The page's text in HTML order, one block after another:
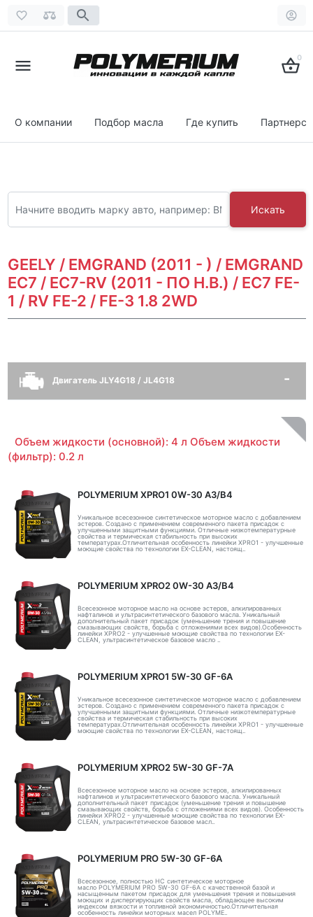
0
О компании Подбор масла Где купить
Искать
GEELY / EMGRAND (2011 - ) / EMGRAND
EC7 / EC7-RV (2011 - ПО Н.В.) / EC7 FE-
1 / RV FE-2 / FE-3 1.8 2WD
Двигатель JLY4G18 / JL4G18
Объем жидкости (основной): 4 л Объем жидкости
(фильтр): 0.2 л
POLYMERIUM XPRO1 0W-30 A3/B4
Уникальное всесезонное синтетическое моторное масло с добавлением
эстеров. Создано с применением современного пакета присадок с
улучшенными защитными функциями. Отличные низкотемпературные
свойства и термическая стабильность при высоких
температурах.Отличительная особенность линейки XPRO1 - улучшенные
моющие свойства по технологии EX-CLEAN, настоящ..
POLYMERIUM XPRO2 0W-30 A3/B4
Всесезонное моторное масло на основе эстеров, алкилированных
нафталинов и ультрасинтетического базового масла. Уникальный
дополнительный пакет присадок (уменьшение трения и повышение
смазывающих свойств, борьба с отложениями всех видов).Особенность
линейки XPRO2 - улучшенные моющие свойства по технологии EX-
CLEAN, ультрасинтетическое базовое масло ..
POLYMERIUM XPRO1 5W-30 GF-6A
Уникальное всесезонное синтетическое моторное масло с добавлением
эстеров. Создано с применением современного пакета присадок с
улучшенными защитными функциями. Отличные низкотемпературные
свойства и термическая стабильность при высоких
температурах.Отличительная особенность линейки XPRO1 - улучшенные
моющие свойства по технологии EX-CLEAN, настоящ..
POLYMERIUM XPRO2 5W-30 GF-7A
Всесезонное моторное масло на основе эстеров, алкилированных
нафталинов и ультрасинтетического базового масла. Уникальный
дополнительный пакет присадок (уменьшение трения и повышение
смазывающих свойств, борьба с отложениями всех видов). Особенность
линейки XPRO2 - улучшенные моющие свойства по технологии EX-
CLEAN, ультрасинтетическое базовое масл..
POLYMERIUM PRO 5W-30 GF-6A
Всесезонное, полностью HC синтетическое моторное
масло POLYMERIUM PRO 5W-30 GF-6A с качественной базой и
насыщенным пакетом присадок для уменьшения трения и повышения
моющих и диспергирующих свойств масла, обладающее высоким
индексом вязкости и топливной экономичностью.Отличительная
особенность линейки моторных масел POLYME..